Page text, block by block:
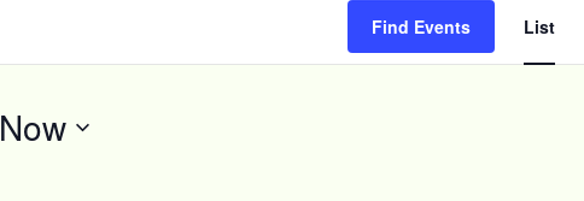
Find Events List
Now